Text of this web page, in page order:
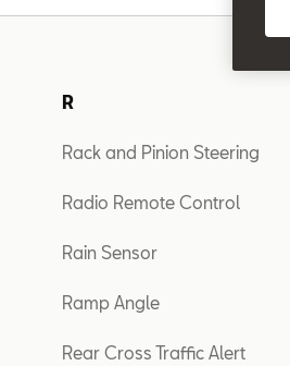
R
Rack and Pinion Steering
Radio Remote Control
Rain Sensor
Ramp Angle
Rear Cross Traffic Alert